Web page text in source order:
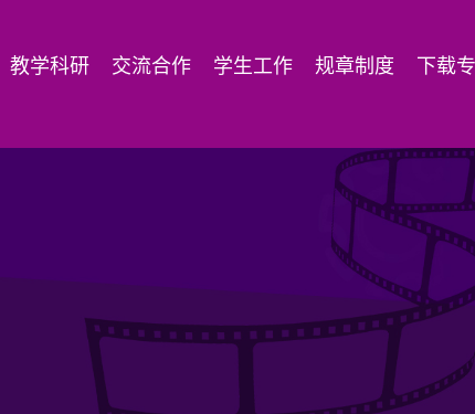
教学科研 交流合作 学生工作 规章制度 下载